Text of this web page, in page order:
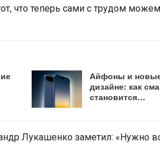
что теперь сами с трудом
Айфоны и
дизайне: как
становится…
Лукашенко заметил: «Нужно